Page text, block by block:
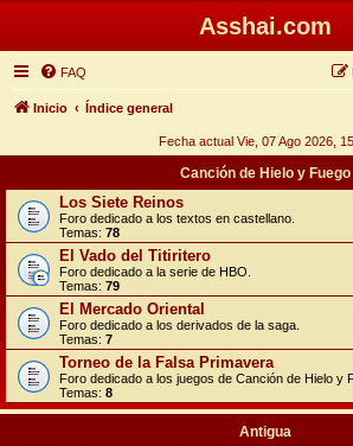
Asshai.com
FAQ
Inicio Índice general
Fecha actual Vie, 07 Ago 2026,
Canción de Hielo y Fuego
Los Siete Reinos
Foro dedicado a los textos en castellano.
Temas: 78
El Vado del Titiritero
Foro dedicado a la serie de HBO.
Temas: 79
El Mercado Oriental
Foro dedicado a los derivados de la saga.
Temas: 7
Torneo de la Falsa Primavera
Foro dedicado a los juegos de Canción de Hielo y
Temas: 8
Antigua